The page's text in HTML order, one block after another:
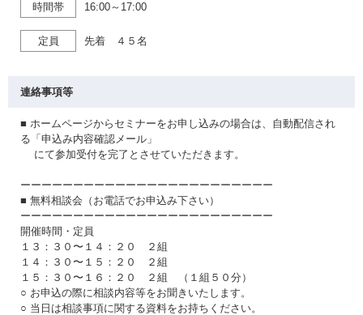
時間帯 16:00～17:00
定員 先着 ４５名
連絡事項等
■ ホームページからセミナーをお申し込みの場合は、自動配信され
る「申込み内容確認メール」
にて参加受付を完了とさせていただきます。
ーーーーーーーーーーーーーーーーーーーーーーーー
■ 無料相談会（お電話でお申込み下さい）
ーーーーーーーーーーーーーーーーーーーーーーーー
開催時間・定員
１３：３０〜１４：２０ ２組
１４：３０〜１５：２０ ２組
１５：３０〜１６：２０ ２組 （１組５０分）
○ お申込の際に相談内容等をお聞きいたします。
○ 当日は相談事項に関する資料をお持ちください。